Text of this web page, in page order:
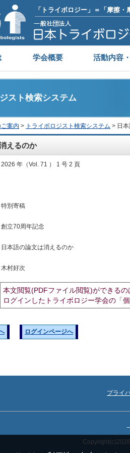
「トライボロジー」＝「摩擦・
学会概要 活動内容
スト検索システム
案内 > トライボロジスト検索システム > 日
えるのか
2026 年（Vol. 71 ） 1 号 2 頁
特別寄稿
創立70周年記念
日本語の論文は消えるのか
木村好次
本文閲覧(PDFファイル閲覧)ができるの
ログインしたトライボロジー学会の「
ログインページへ
プライ